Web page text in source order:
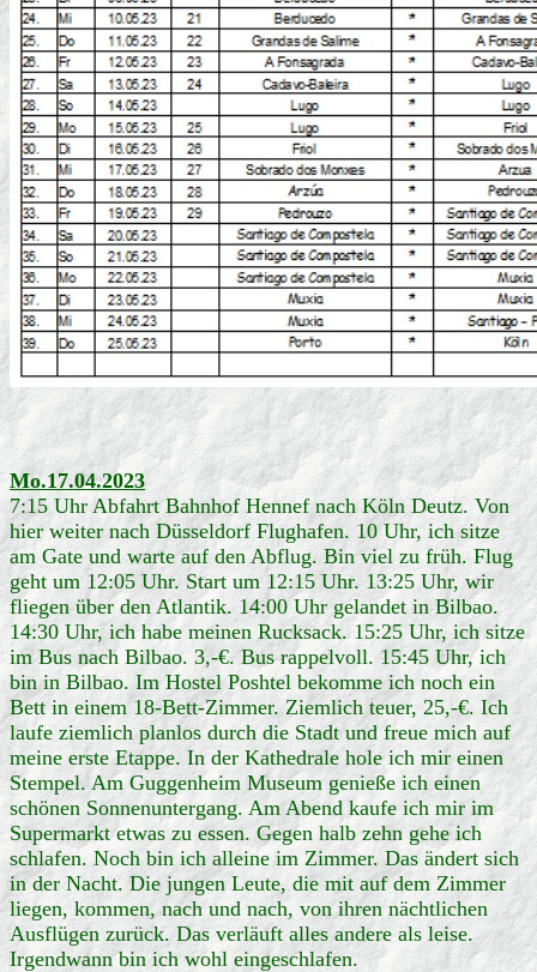
Mo.17.04.2023
7:15 Uhr Abfahrt Bahnhof Hennef nach Köln Deutz. Von
hier weiter nach Düsseldorf Flughafen. 10 Uhr, ich sitze
am Gate und warte auf den Abflug. Bin viel zu früh. Flug
geht um 12:05 Uhr. Start um 12:15 Uhr. 13:25 Uhr, wir
fliegen über den Atlantik. 14:00 Uhr gelandet in Bilbao.
14:30 Uhr, ich habe meinen Rucksack. 15:25 Uhr, ich sitze
im Bus nach Bilbao. 3,-€. Bus rappelvoll. 15:45 Uhr, ich
bin in Bilbao. Im Hostel Poshtel bekomme ich noch ein
Bett in einem 18-Bett-Zimmer. Ziemlich teuer, 25,-€. Ich
laufe ziemlich planlos durch die Stadt und freue mich auf
meine erste Etappe. In der Kathedrale hole ich mir einen
Stempel. Am Guggenheim Museum genieße ich einen
schönen Sonnenuntergang. Am Abend kaufe ich mir im
Supermarkt etwas zu essen. Gegen halb zehn gehe ich
schlafen. Noch bin ich alleine im Zimmer. Das ändert sich
in der Nacht. Die jungen Leute, die mit auf dem Zimmer
liegen, kommen, nach und nach, von ihren nächtlichen
Ausflügen zurück. Das verläuft alles andere als leise.
Irgendwann bin ich wohl eingeschlafen.